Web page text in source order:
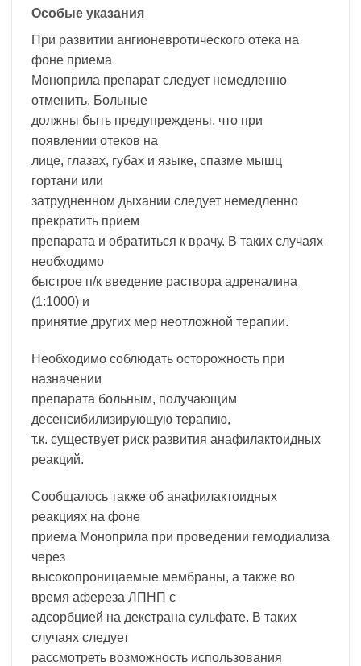
Особые указания
При развитии ангионевротического отека на
фоне приема
Моноприла препарат следует немедленно
отменить. Больные
должны быть предупреждены, что при
появлении отеков на
лице, глазах, губах и языке, спазме мышц
гортани или
затрудненном дыхании следует немедленно
прекратить прием
препарата и обратиться к врачу. В таких случаях
необходимо
быстрое п/к введение раствора адреналина
(1:1000) и
принятие других мер неотложной терапии.
Необходимо соблюдать осторожность при
назначении
препарата больным, получающим
десенсибилизирующую терапию,
т.к. существует риск развития анафилактоидных
реакций.
Сообщалось также об анафилактоидных
реакциях на фоне
приема Моноприла при проведении гемодиализа
через
высокопроницаемые мембраны, а также во
время афереза ЛПНП с
адсорбцией на декстрана сульфате. В таких
случаях следует
рассмотреть возможность использования